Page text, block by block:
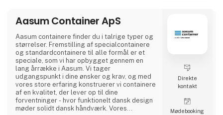
Aasum Container ApS
Aasum containere finder du i talrige typer og
størrelser. Fremstilling af special­containere
og standard­containere til alle formål er et
speciale, som vi har opbygget gennem en
lang årrække i Aasum. Vi tager
udgangspunkt i dine ønsker og krav, og med
vores store erfaring konstruerer vi containere
af en kvalitet, der lever op til dine
forventninger - hvor funktionelt dansk design
møder solidt dansk håndværk. Vores
Direkte
kontakt
Møde­booking